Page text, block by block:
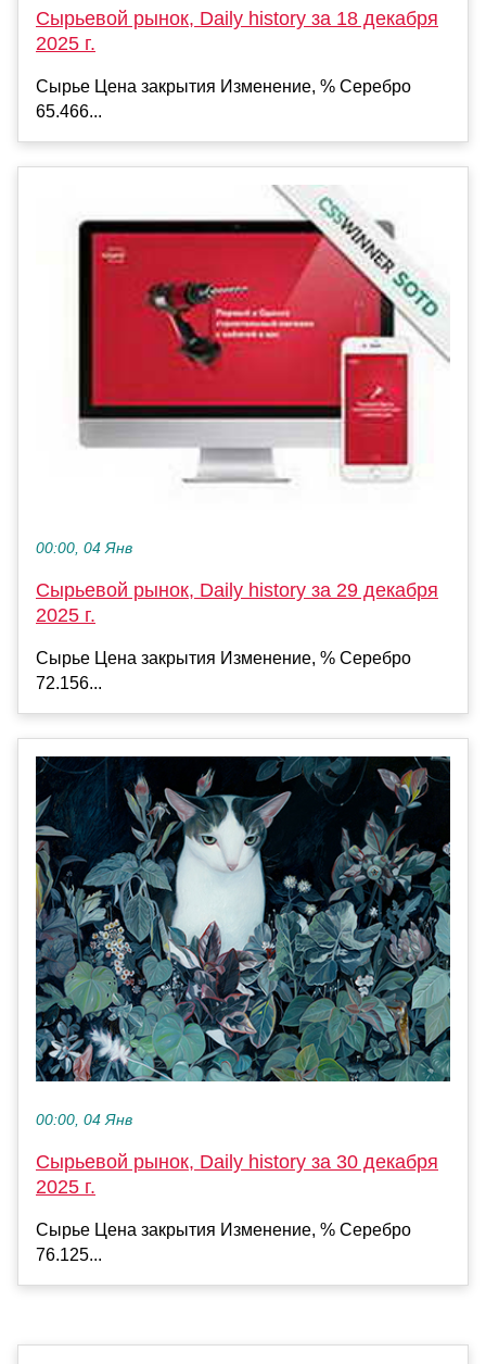
Сырьевой рынок, Daily history за 18 декабря
2025 г.
Сырье Цена закрытия Изменение, % Серебро
65.466...
00:00, 04 Янв
Сырьевой рынок, Daily history за 29 декабря
2025 г.
Сырье Цена закрытия Изменение, % Серебро
72.156...
00:00, 04 Янв
Сырьевой рынок, Daily history за 30 декабря
2025 г.
Сырье Цена закрытия Изменение, % Серебро
76.125...